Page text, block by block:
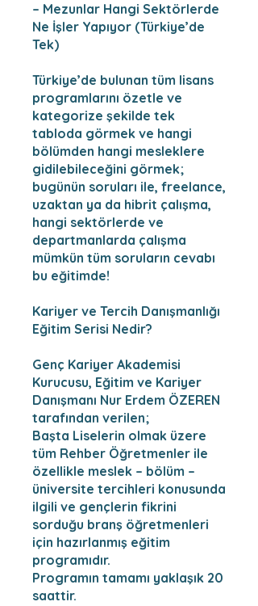
– Mezunlar Hangi Sektörlerde
Ne İşler Yapıyor (Türkiye’de
Tek)
Türkiye’de bulunan tüm lisans
programlarını özetle ve
kategorize şekilde tek
tabloda görmek ve hangi
bölümden hangi mesleklere
gidilebileceğini görmek;
bugünün soruları ile, freelance,
uzaktan ya da hibrit çalışma,
hangi sektörlerde ve
departmanlarda çalışma
mümkün tüm soruların cevabı
bu eğitimde!
Kariyer ve Tercih Danışmanlığı
Eğitim Serisi Nedir?
Genç Kariyer Akademisi
Kurucusu, Eğitim ve Kariyer
Danışmanı Nur Erdem ÖZEREN
tarafından verilen;
Başta Liselerin olmak üzere
tüm Rehber Öğretmenler ile
özellikle meslek – bölüm –
üniversite tercihleri konusunda
ilgili ve gençlerin fikrini
sorduğu branş öğretmenleri
için hazırlanmış eğitim
programıdır.
Programın tamamı yaklaşık 20
saattir.